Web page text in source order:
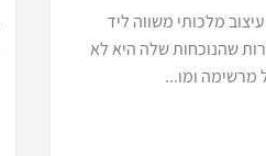
מלכותי משווה ליד
שהנוכחות שלה היא לא
מרשימה ומו...